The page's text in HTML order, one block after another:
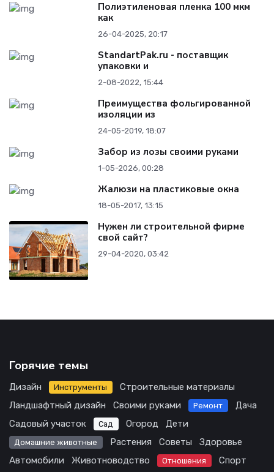
Полиэтиленовая пленка 100 мкм
как
26-04-2025, 20:17
StandartPak.ru - поставщик
упаковки и
2-08-2022, 15:44
Преимущества фольгированной
изоляции из
24-05-2019, 18:07
Забор из лозы своими руками
1-05-2026, 00:28
Жалюзи на пластиковые окна
18-05-2017, 13:15
Нужен ли строительной фирме
свой сайт?
29-04-2020, 03:42
Горячие темы
Дизайн Инструменты
Строительные материалы
Ландшафтный дизайн
Своими руками Ремонт
Дача
Садовый участок
Сад Огород Дети
Домашние животные Растения Советы
Здоровье
Автомобили
Животноводство Отношения
Спорт